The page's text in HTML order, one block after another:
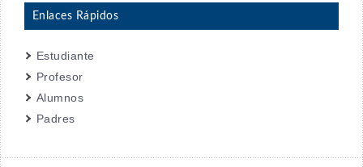
Enlaces Rápidos
Estudiante
Profesor
Alumnos
Padres